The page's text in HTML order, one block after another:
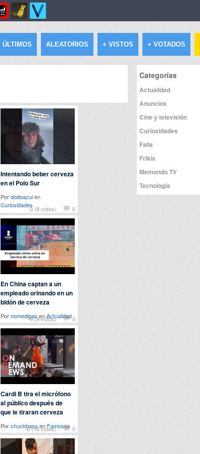
ÚLTIMOS ALEATORIOS + VISTOS + VOTADOS
0 (8 votos) 0
Intentando beber cerveza
en el Polo Sur
Pordodoazulen
Curiosidades
-9 (9 votos)
0
En China captan a un
empleado orinando en un
bidón de cerveza
PornomedigasenActualidad
-6 (16 votos) 0
Cardi B tira el micrófono
al público después de
que le tiraran cerveza
Porchuckbassen Famosos
Categorías
Actualidad
Anuncios
Cine y televisión
Curiosidades
Fails
Frikis
Memondo TV
Tecnología